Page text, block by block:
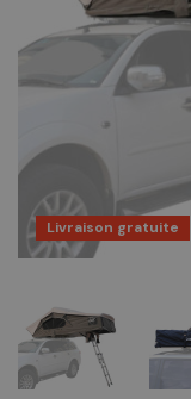
Livraison gratuite